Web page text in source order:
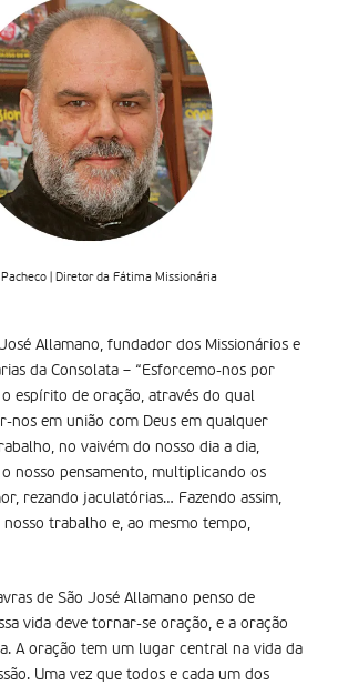
| Diretor da Fátima Missionária
Allamano, fundador dos Missionários e
da Consolata – “Esforcemo-nos por
espírito de oração, através do qual
nos em união com Deus em qualquer
no vaivém do nosso dia a dia,
nosso pensamento, multiplicando os
rezando jaculatórias… Fazendo assim,
trabalho e, ao mesmo tempo,
de São José Allamano penso de
vida deve tornar-se oração, e a oração
A oração tem um lugar central na vida da
Uma vez que todos e cada um dos